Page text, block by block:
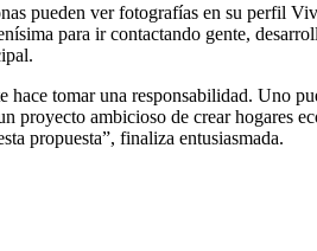
pueden ver fotografías en su perfil
para ir contactando gente,
tomar una responsabilidad. Uno
proyecto ambicioso de crear hogares
propuesta”, finaliza entusiasmada.